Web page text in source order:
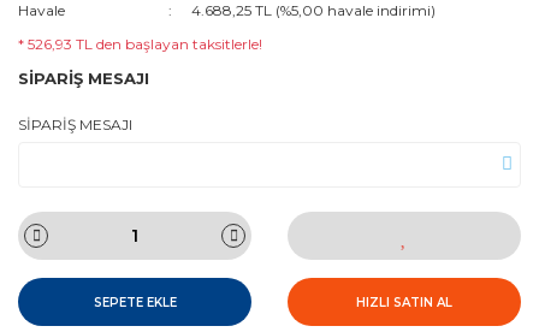
Havale
4.688,25 TL (%5,00 havale indirimi)
* 526,93 TL den başlayan taksitlerle!
SİPARİŞ MESAJI
SİPARİŞ MESAJI
SEPETE EKLE HIZLI SATIN AL